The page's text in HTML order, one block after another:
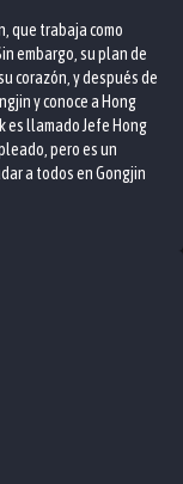
que trabaja como
embargo, su plan de
corazón, y después de
y conoce a Hong
es llamado Jefe Hong
pero es un
a todos en Gongjin